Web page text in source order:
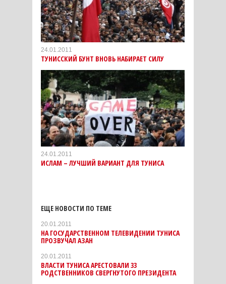
24.01.2011
ТУНИССКИЙ БУНТ ВНОВЬ НАБИРАЕТ СИЛУ
24.01.2011
ИСЛАМ – ЛУЧШИЙ ВАРИАНТ ДЛЯ ТУНИСА
ЕЩЕ НОВОСТИ ПО ТЕМЕ
20.01.2011
НА ГОСУДАРСТВЕННОМ ТЕЛЕВИДЕНИИ ТУНИСА
ПРОЗВУЧАЛ АЗАН
20.01.2011
ВЛАСТИ ТУНИСА АРЕСТОВАЛИ 33
РОДСТВЕННИКОВ СВЕРГНУТОГО ПРЕЗИДЕНТА